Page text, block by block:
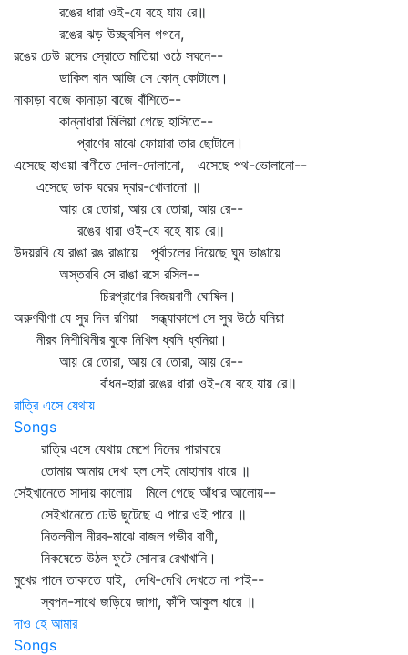
রঙের ধারা ওই-যে বহে যায় রে॥
রঙের ঝড় উচ্ছ্বসিল গগনে,
রঙের ঢেউ রসের স্রোতে মাতিয়া ওঠে সঘনে--
ডাকিল বান আজি সে কোন্‌ কোটালে।
নাকাড়া বাজে কানাড়া বাজে বাঁশিতে--
কান্নাধারা মিলিয়া গেছে হাসিতে--
প্রাণের মাঝে ফোয়ারা তার ছোটালে।
এসেছে হাওয়া বাণীতে দোল-দোলানো, এসেছে পথ-ভোলানো--
এসেছে ডাক ঘরের দ্বার-খোলানো ॥
আয় রে তোরা, আয় রে তোরা, আয় রে--
রঙের ধারা ওই-যে বহে যায় রে॥
উদয়রবি যে রাঙা রঙ রাঙায়ে পূর্বাচলের দিয়েছে ঘুম ভাঙায়ে
অস্তরবি সে রাঙা রসে রসিল--
চিরপ্রাণের বিজয়বাণী ঘোষিল।
অরুণবীণা যে সুর দিল রণিয়া সন্ধ্যাকাশে সে সুর উঠে ঘনিয়া
নীরব নিশীথিনীর বুকে নিখিল ধ্বনি ধ্বনিয়া।
আয় রে তোরা, আয় রে তোরা, আয় রে--
বাঁধন-হারা রঙের ধারা ওই-যে বহে যায় রে॥
রাত্রি এসে যেথায়
Songs
রাত্রি এসে যেথায় মেশে দিনের পারাবারে
তোমায় আমায় দেখা হল সেই মোহানার ধারে ॥
সেইখানেতে সাদায় কালোয় মিলে গেছে আঁধার আলোয়--
সেইখানেতে ঢেউ ছুটেছে এ পারে ওই পারে ॥
নিতলনীল নীরব-মাঝে বাজল গভীর বাণী,
নিকষেতে উঠল ফুটে সোনার রেখাখানি।
মুখের পানে তাকাতে যাই, দেখি-দেখি দেখতে না পাই--
স্বপন-সাথে জড়িয়ে জাগা, কাঁদি আকুল ধারে ॥
দাও হে আমার
Songs